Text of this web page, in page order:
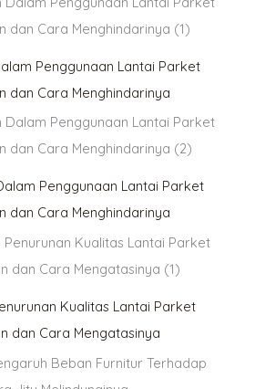
Penggunaan Lantai Parket
dan Cara Menghindarinya
Penggunaan Lantai Parket
dan Cara Menghindarinya
Kualitas Lantai Parket
dan Cara Mengatasinya